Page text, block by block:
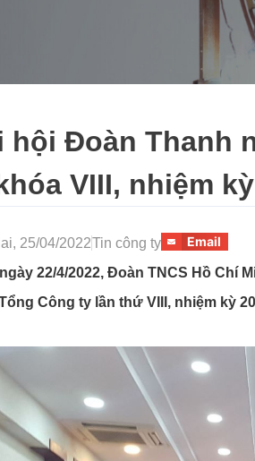
hội Đoàn Thanh
VIII, nhiệm
25/04/2022Tin công ty Email
22/4/2022, Đoàn TNCS Hồ Chí
Công ty lần thứ VIII, nhiệm kỳ